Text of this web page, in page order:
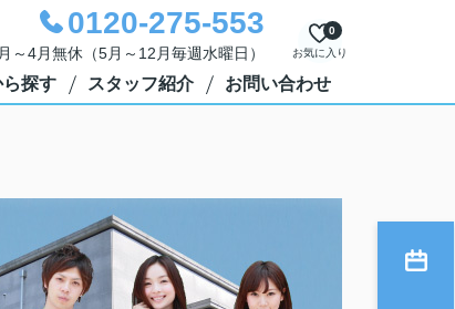
0120-275-553
4月無休（5月～12月毎週水曜日） お気に入り
0
探す スタッフ紹介 お問い合わせ